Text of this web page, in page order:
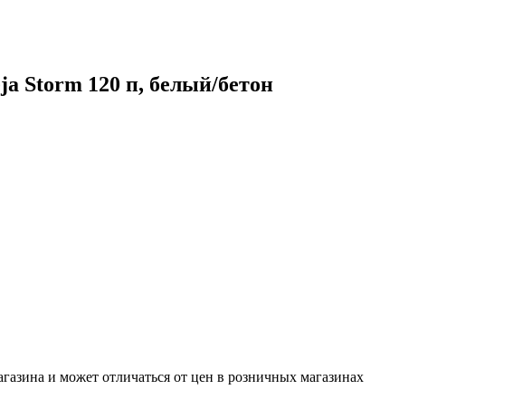
Storm 120 п, белый/бетон
и может отличаться от цен в розничных магазинах